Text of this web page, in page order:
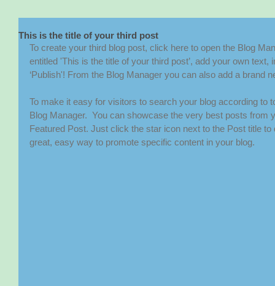
This is the title of your third post
To create your third blog post, click here to open the Blog
entitled 'This is the title of your third post’, add your own
‘Publish'! From the Blog Manager you can also add a brand
To make it easy for visitors to search your blog according to
Blog Manager.  You can showcase the very best posts from
Featured Post. Just click the star icon next to the Post title
great, easy way to promote specific content in your blog.